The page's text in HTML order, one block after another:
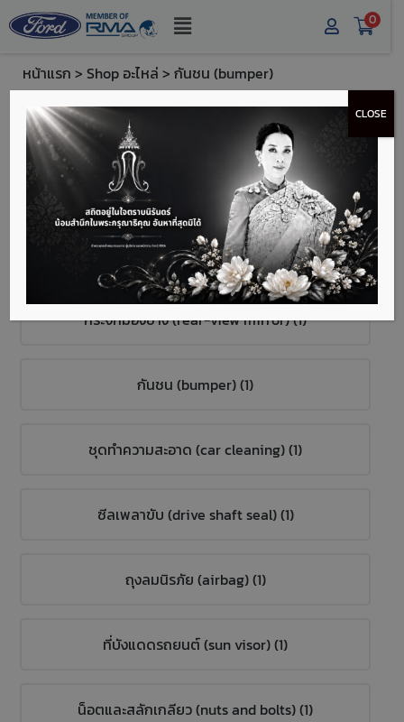
0
หน้าแรก > Shop อะไหล่ > กันชน (bumper)
หมวดหมู่สินค้า
หลอดไฟ (light bulb) (1)
ฟิวส์ (fuse) (2)
กระจกมองข้าง (rear-view mirror) (1)
กันชน (bumper) (1)
ชุดทำความสะอาด (car cleaning) (1)
ซีลเพลาขับ (drive shaft seal) (1)
ถุงลมนิรภัย (airbag) (1)
ที่บังแดดรถยนต์ (sun visor) (1)
น็อตและสลักเกลียว (nuts and bolts) (1)
CLOSE